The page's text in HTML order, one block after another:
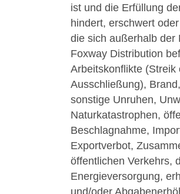
ist und die Erfüllung
hindert, erschwert
die sich außerhalb der
Foxway Distribution
Arbeitskonflikte (Streik
Ausschließung),
sonstige Unruhen,
Naturkatastrophen,
Beschlagnahme,
Exportverbot,
öffentlichen Verkehrs,
Energieversorgung,